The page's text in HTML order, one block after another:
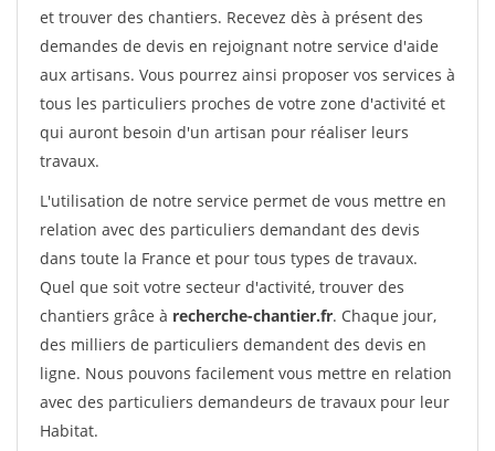
et trouver des chantiers. Recevez dès à présent des
demandes de devis en rejoignant notre service d'aide
aux artisans. Vous pourrez ainsi proposer vos services à
tous les particuliers proches de votre zone d'activité et
qui auront besoin d'un artisan pour réaliser leurs
travaux.
L'utilisation de notre service permet de vous mettre en
relation avec des particuliers demandant des devis
dans toute la France et pour tous types de travaux.
Quel que soit votre secteur d'activité, trouver des
chantiers grâce à recherche-chantier.fr. Chaque jour,
des milliers de particuliers demandent des devis en
ligne. Nous pouvons facilement vous mettre en relation
avec des particuliers demandeurs de travaux pour leur
Habitat.